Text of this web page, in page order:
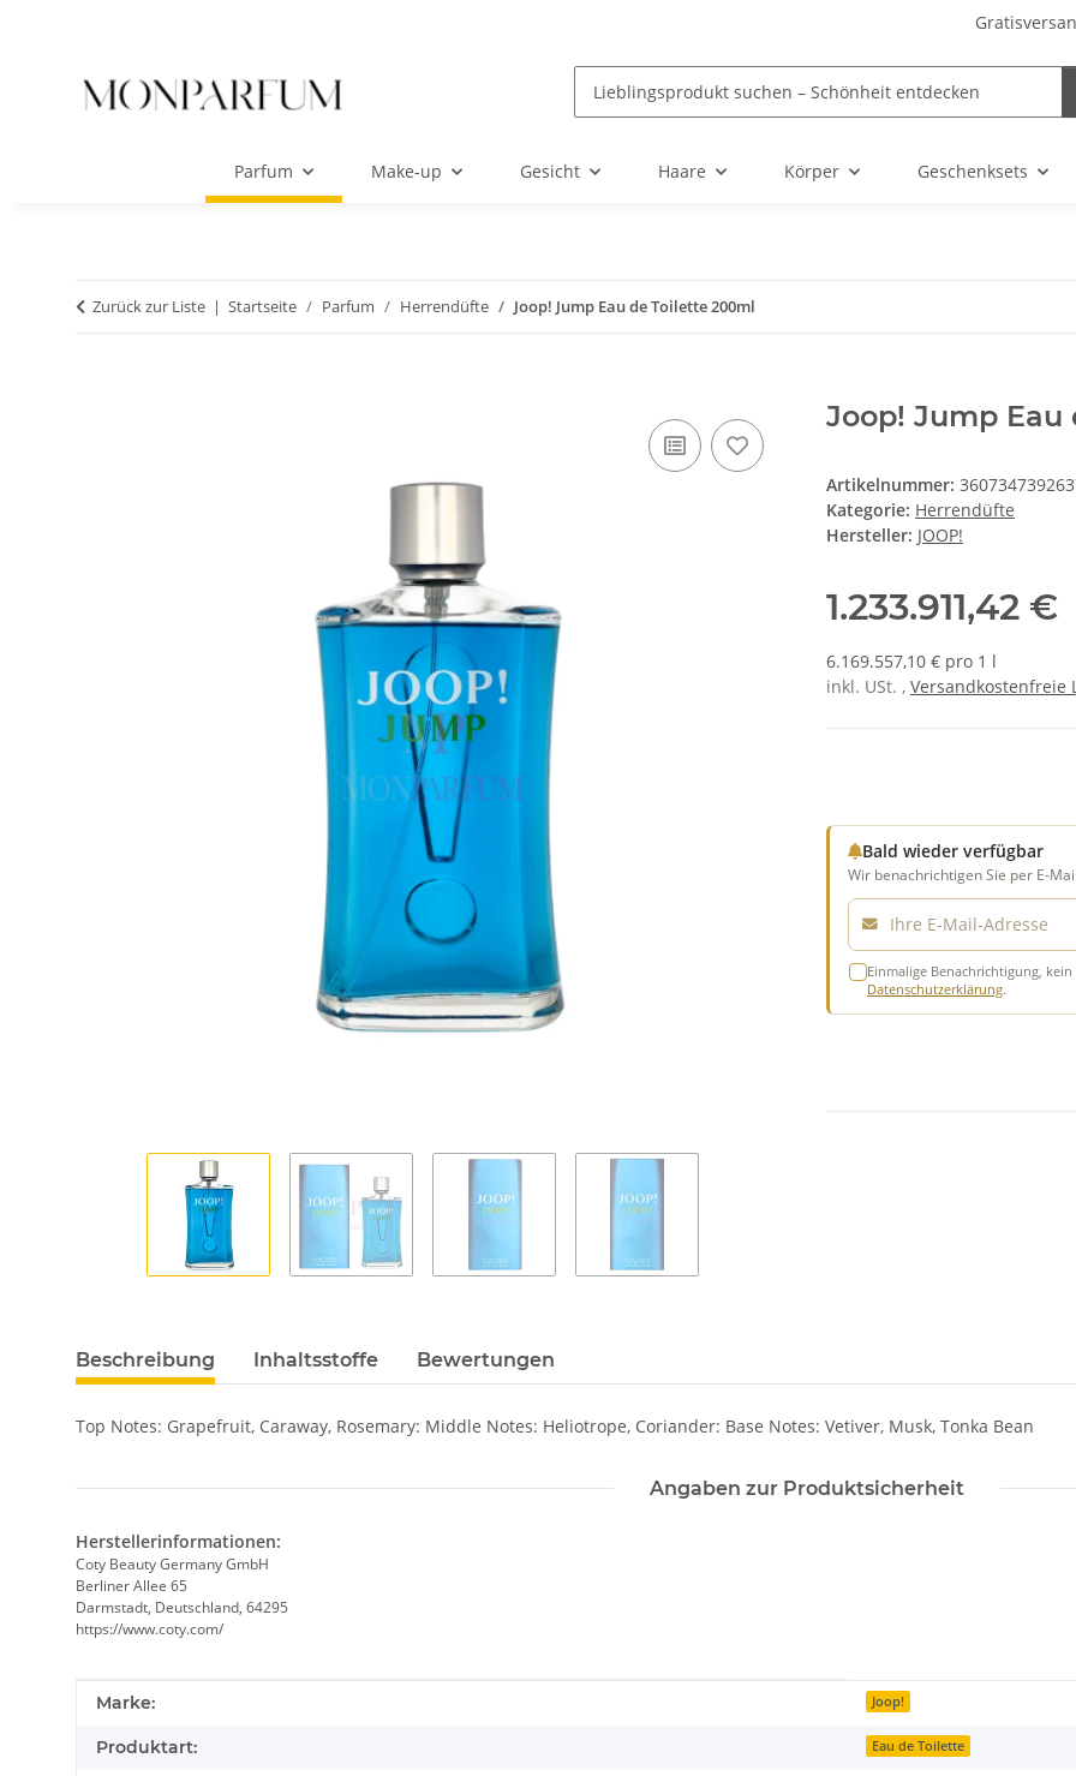
Parfum Make-up Gesicht Haare Körper Geschenksets
Zurück zur Liste Startseite Parfum Herrendüfte Joop! Jump Eau de Toilette 200ml
Joop! Jump
Artikelnummer:
Kategorie: Herrendüfte
Hersteller: JOOP!
1.233.911,42 €
6.169.557,10 € pro 1 l
inkl. USt. , Versandkostenfreie
Bald wieder verfügbar
Wir benachrichtigen Sie per E-
E-Mail
Einmalige Benachrichtigung,
Datenschutzerklärung.
Beschreibung Inhaltsstoffe Bewertungen
Top Notes: Grapefruit, Caraway, Rosemary: Middle Notes: Heliotrope, Coriander: Base Notes: Vetiver, Musk, Tonka Bean
Angaben zur Produktsicherheit
Herstellerinformationen:
Coty Beauty Germany GmbH
Berliner Allee 65
Darmstadt, Deutschland, 64295
https://www.coty.com/
Produkteigenschaft
Wert
Marke: Joop!
Produktart: Eau de Toilette